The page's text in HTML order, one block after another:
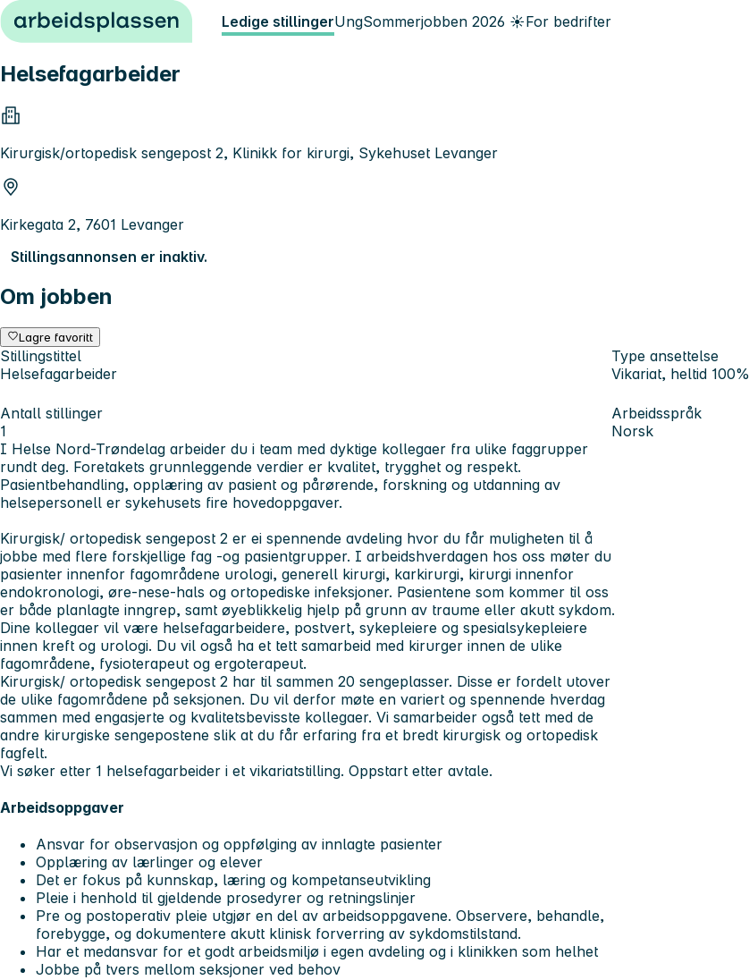
Hopp til innhold Ledige stillingerUngSommerjobben 2026 ☀️For bedrifter
Helsefagarbeider
Kirurgisk/ortopedisk sengepost 2, Klinikk for kirurgi, Sykehuset Levanger
Kirkegata 2, 7601 Levanger
Stillingsannonsen er inaktiv.
Om jobben
Lagre favoritt
Stillingstittel
Helsefagarbeider
Type ansettelse
Vikariat, heltid 100%
Antall stillinger
1
Arbeidsspråk
Norsk
I Helse Nord-Trøndelag arbeider du i team med dyktige kollegaer fra ulike faggrupper
rundt deg. Foretakets grunnleggende verdier er kvalitet, trygghet og respekt.
Pasientbehandling, opplæring av pasient og pårørende, forskning og utdanning av
helsepersonell er sykehusets fire hovedoppgaver.
Kirurgisk/ ortopedisk sengepost 2 er ei spennende avdeling hvor du får muligheten til å
jobbe med flere forskjellige fag -og pasientgrupper. I arbeidshverdagen hos oss møter du
pasienter innenfor fagområdene urologi, generell kirurgi, karkirurgi, kirurgi innenfor
endokronologi, øre-nese-hals og ortopediske infeksjoner. Pasientene som kommer til oss
er både planlagte inngrep, samt øyeblikkelig hjelp på grunn av traume eller akutt sykdom.
Dine kollegaer vil være helsefagarbeidere, postvert, sykepleiere og spesialsykepleiere
innen kreft og urologi. Du vil også ha et tett samarbeid med kirurger innen de ulike
fagområdene, fysioterapeut og ergoterapeut.
Kirurgisk/ ortopedisk sengepost 2 har til sammen 20 sengeplasser. Disse er fordelt utover
de ulike fagområdene på seksjonen. Du vil derfor møte en variert og spennende hverdag
sammen med engasjerte og kvalitetsbevisste kollegaer. Vi samarbeider også tett med de
andre kirurgiske sengepostene slik at du får erfaring fra et bredt kirurgisk og ortopedisk
fagfelt.
Vi søker etter 1 helsefagarbeider i et vikariatstilling. Oppstart etter avtale.
Arbeidsoppgaver
Ansvar for observasjon og oppfølging av innlagte pasienter
Opplæring av lærlinger og elever
Det er fokus på kunnskap, læring og kompetanseutvikling
Pleie i henhold til gjeldende prosedyrer og retningslinjer
Pre og postoperativ pleie utgjør en del av arbeidsoppgavene. Observere, behandle,
forebygge, og dokumentere akutt klinisk forverring av sykdomstilstand.
Har et medansvar for et godt arbeidsmiljø i egen avdeling og i klinikken som helhet
Jobbe på tvers mellom seksjoner ved behov